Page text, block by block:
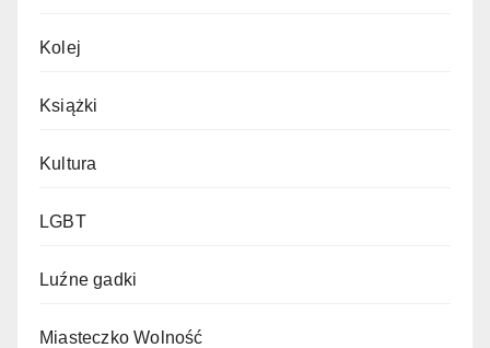
Kolej
Książki
Kultura
LGBT
Luźne gadki
Miasteczko Wolność